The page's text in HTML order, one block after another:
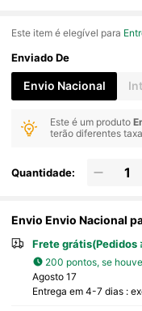
Este item é elegível para
Enviado De
Envio Nacional
Este é um produto
terão diferentes
Quantidade:
Envio Envio Nacional
Frete grátis(Pedidos
200 pontos, se
Agosto 17
Entrega em 4-7 dias :